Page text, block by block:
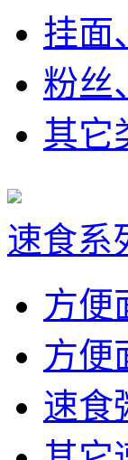
挂面
粉丝
其它
速食系
方便
方便
速食